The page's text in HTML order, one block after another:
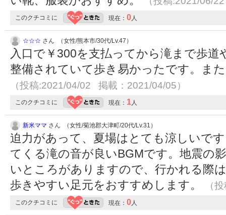
このクチコミに 現在： 0人
☆☆☆ さん （女性/熊本市/30代/Lv.47）
入口で￥300を支払ってから滝まで歩
整備されていて歩き易かったです。ま
（投稿:2021/04/02 掲載：2021/04/05）
このクチコミに 現在： 1人
新米ママ さん （女性/菊池郡大津町/20代/Lv.31）
迫力があって、夏場はとても涼しいで
てくる滝の音が良いBGMです。地震の
いところがありますので、行かれる際
歩きやすい足元をおすすめします。
（
このクチコミに 現在： 0人